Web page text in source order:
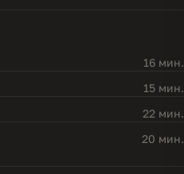
16 мин.
15 мин.
22 мин.
20 мин.